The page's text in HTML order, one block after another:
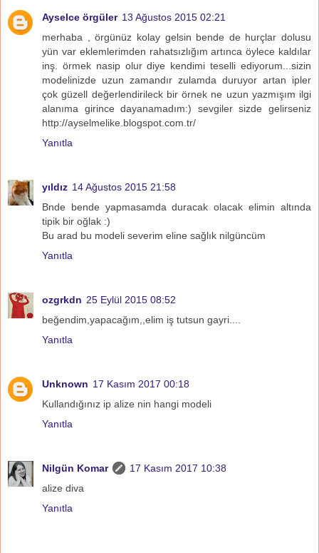
Ayselce örgüler 13 Ağustos 2015 02:21
merhaba , örgünüz kolay gelsin bende de hurçlar dolusu
yün var eklemlerimden rahatsızlığım artınca öylece kaldılar
inş. örmek nasip olur diye kendimi teselli ediyorum...sizin
modelinizde uzun zamandır zulamda duruyor artan ipler
çok güzell değerlendirileck bir örnek ne uzun yazmışım ilgi
alanıma girince dayanamadım:) sevgiler sizde gelirseniz
http://ayselmelike.blogspot.com.tr/
Yanıtla
yıldız 14 Ağustos 2015 21:58
Bnde bende yapmasamda duracak olacak elimin altında
tipik bir oğlak :)
Bu arad bu modeli severim eline sağlık nilgüncüm
Yanıtla
ozgrkdn 25 Eylül 2015 08:52
beğendim,yapacağım,,elim iş tutsun gayri....
Yanıtla
Unknown 17 Kasım 2017 00:18
Kullandığınız ip alize nin hangi modeli
Yanıtla
Nilgün Komar
17 Kasım 2017 10:38
alize diva
Yanıtla